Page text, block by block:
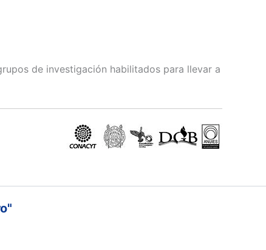
de investigación habilitados para llevar a